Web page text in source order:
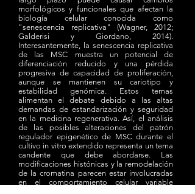
morfológicos y funcionales que afectan la
biología celular conocida como
"senescencia replicativa" (Wagner, 2012;
Galderisi y Giordano, 2014).
Interesantemente, la senescencia replicativa
de las MSC muestra un potencial de
diferenciación reducido y una pérdida
progresiva de capacidad de proliferación,
aunque se mantienen su cariotipo y
estabilidad genómica. Estos temas
alimentan el debate debido a las altas
demandas de estandarización y seguridad
en la medicina regenerativa. Así, el análisis
de las posibles alteraciones del patrón
regulador epigenético de MSC durante el
cultivo in vitro extendido representa un tema
candente que debe abordarse. Las
modificaciones histónicas y la remodelación
de la cromatina parecen estar involucradas
en el comportamiento celular variable